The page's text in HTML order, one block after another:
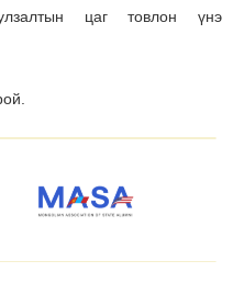
цаг товлон үнэ